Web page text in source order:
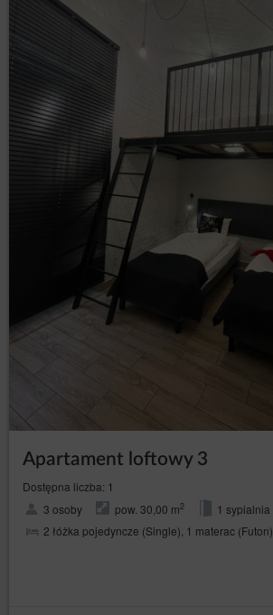
Apartament loftowy 3
Dostępna liczba: 1
3 osoby
pow. 30,00 m2
1 sypialnia
2 łóżka pojedyncze (Single), 1 materac (Futon)